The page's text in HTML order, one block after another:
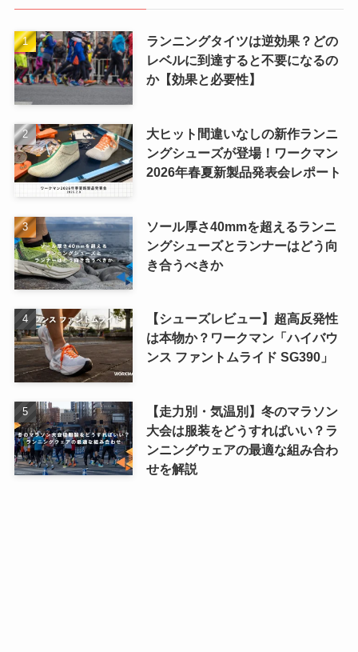
ランニングタイツは逆効果？どの
レベルに到達すると不要になるの
か【効果と必要性】
大ヒット間違いなしの新作ランニ
ングシューズが登場！ワークマン
2026年春夏新製品発表会レポート
ソール厚さ40mmを超えるランニ
ングシューズとランナーはどう向
き合うべきか
【シューズレビュー】超高反発性
は本物か？ワークマン「ハイバウ
ンス ファントムライド SG390」
【走力別・気温別】冬のマラソン
大会は服装をどうすればいい？ラ
ンニングウェアの最適な組み合わ
せを解説